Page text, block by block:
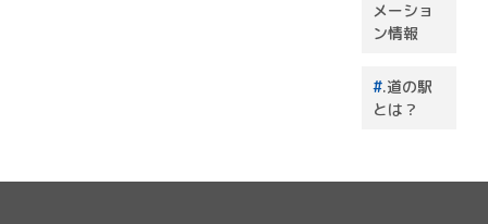
メーショ
ン情報
.道の駅
とは？